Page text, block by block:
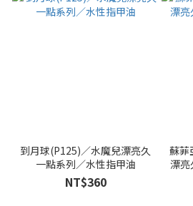
到月球(P125)／水魔兒漂亮久
一點系列／水性指甲油
NT$360
蘇菲
漂亮